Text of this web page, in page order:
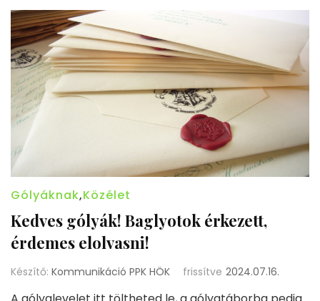
Gólyáknak,Közélet
Kedves gólyák! Baglyotok érkezett,
érdemes elolvasni!
Készítő: Kommunikáció PPK HÖK frissítve 2024.07.16.